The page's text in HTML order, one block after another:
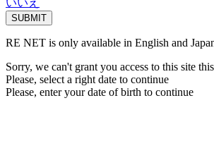
RE NET is only available in English and
Sorry, we can't grant you access to this site
Please, select a right date to continue
Please, enter your date of birth to continue